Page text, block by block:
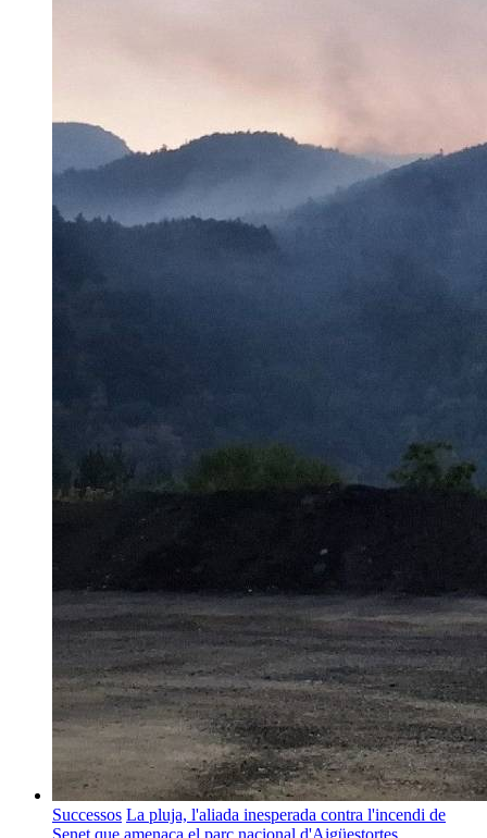
Successos La pluja, l'aliada inesperada contra l'incendi de
Senet que amenaça el parc nacional d'Aigüestortes